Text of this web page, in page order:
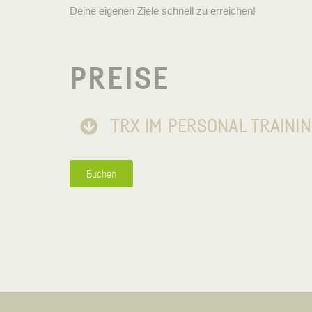
Deine eigenen Ziele schnell zu erreichen!
PREISE
TRX IM PERSONAL
Buchen